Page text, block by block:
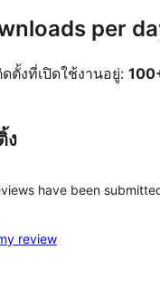
per
ตั้งที่เปิดใช้งานอยู่:
ง
have been
review